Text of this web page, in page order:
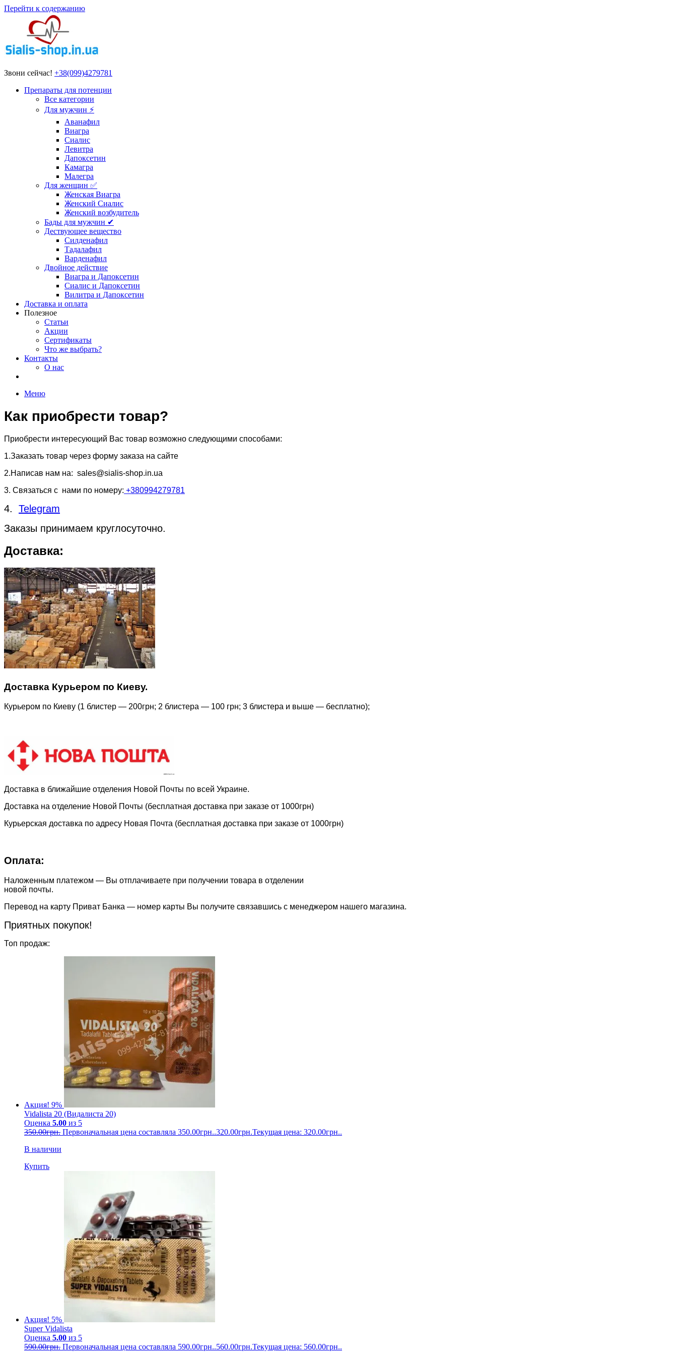
Перейти к содержанию
Звони сейчас! +38(099)4279781
Препараты для потенции
Все категории
Для мужчин ⚡
Аванафил
Виагра
Сиалис
Левитра
Дапоксетин
Камагра
Малегра
Для женщин ✅
Женская Виагра
Женский Сиалис
Женский возбудитель
Бады для мужчин ✔
Дествующее вещество
Силденафил
Тадалафил
Варденафил
Двойное действие
Виагра и Дапоксетин
Сиалис и Дапоксетин
Вилитра и Дапоксетин
Доставка и оплата
Полезное
Статьи
Акции
Сертификаты
Что же выбрать?
Контакты
О нас
Меню
Как приобрести товар?
Приобрести интересующий Вас товар возможно следующими способами:
1.Заказать товар через форму заказа на сайте
2.Написав нам на: sales@sialis-shop.in.ua
3. Связаться с нами по номеру: +380994279781
4. Telegram
Заказы принимаем круглосуточно.
Доставка:
Доставка Курьером по Киеву.
Курьером по Киеву (1 блистер — 200грн; 2 блистера — 100 грн; 3 блистера и выше — бесплатно);
Доставка в ближайшие отделения Новой Почты по всей Украине.
Доставка на отделение Новой Почты (бесплатная доставка при заказе от 1000грн)
Курьерская доставка по адресу Новая Почта (бесплатная доставка при заказе от 1000грн)
Оплата:
Наложенным платежом — Вы отплачиваете при получении товара в отделении
новой почты.
Перевод на карту Приват Банка — номер карты Вы получите связавшись с менеджером нашего магазина.
Приятных покупок!
Топ продаж:
Акция! 9%
Vidalista 20 (Видалиста 20)
Оценка 5.00 из 5
350.00грн. Первоначальная цена составляла 350.00грн..320.00грн.Текущая цена: 320.00грн..
В наличии
Купить
Акция! 5%
Super Vidalista
Оценка 5.00 из 5
590.00грн. Первоначальная цена составляла 590.00грн..560.00грн.Текущая цена: 560.00грн..